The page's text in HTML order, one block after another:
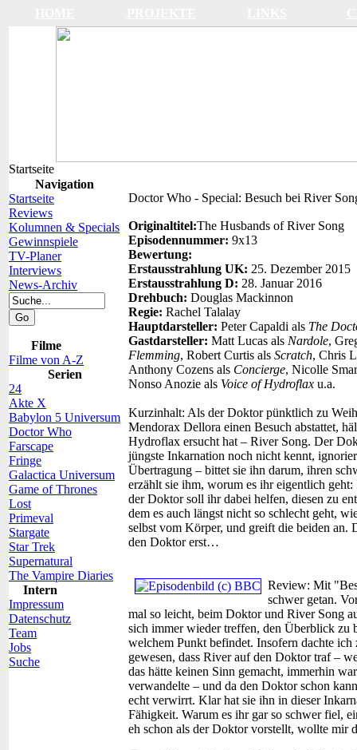
Startseite
Navigation
Startseite
Reviews
Kolumnen & Specials
Gewinnspiele
TV-Planer
Interviews
News-Archiv
Filme
Filme von A-Z
Serien
24
Akte X
Babylon 5 Universum
Doctor Who
Farscape
Fringe
Galactica Universum
Game of Thrones
Lost
Primeval
Stargate
Star Trek
Supernatural
The Vampire Diaries
Intern
Impressum
Datenschutz
Team
Jobs
Suche
Doctor Who - Special: Besuch bei River
Originaltitel:The Husbands of River Song
Episodennummer: 9x13
Bewertung:
Erstausstrahlung UK: 25. Dezember 2015
Erstausstrahlung D: 28. Januar 2016
Drehbuch: Douglas Mackinnon
Regie: Rachel Talalay
Hauptdarsteller: Peter Capaldi als The
Gastdarsteller: Matt Lucas als Nardole,
Flemming, Robert Curtis als Scratch, Chris
Anthony Cozens als Concierge, Nicolle
Nonso Anozie als Voice of Hydroflax u.a.
Kurzinhalt: Als der Doktor pünktlich zu
Mendorax Dellora einen Besuch abstattet,
Hydroflax ersucht hat – River Song. Der
jüngste Inkarnation noch nicht kennt,
Übertragung – bittet sie ihn darum, ihren
erzählt sie ihm, worum es ihr eigentlich
der Doktor soll ihr dabei helfen, diesen zu
dem es auch längst nicht so schlecht geht,
selbst vom Körper, und greift die beiden
den Doktor erst…
Review: Mit
schwer getan.
mal so leicht, beim Doktor und River Song
sich immer wieder treffen, den Überblick zu
welchem Punkt befindet. Insofern dachte
gewesen, dass River auf den Doktor traf –
das hätte keinen Sinn gemacht, immerhin
verwandelte – und da den Doktor schon
echt verwirrt. Klar hat sie ihn in dieser
Fähigkeit. Warum es ihr gar so schwer fiel,
eh schon als der Doktor vorstellt, wollte mir